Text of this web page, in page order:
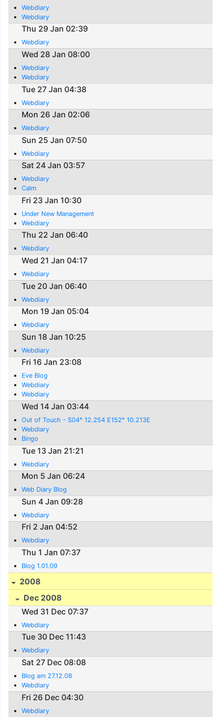
Webdiary
Webdiary
Thu 29 Jan 02:39
Webdiary
Wed 28 Jan 08:00
Webdiary
Webdiary
Tue 27 Jan 04:38
Webdiary
Mon 26 Jan 02:06
Webdiary
Sun 25 Jan 07:50
Webdiary
Sat 24 Jan 03:57
Webdiary
Calm
Fri 23 Jan 10:30
Under New Management
Webdiary
Thu 22 Jan 06:40
Webdiary
Wed 21 Jan 04:17
Webdiary
Tue 20 Jan 06:40
Webdiary
Mon 19 Jan 05:04
Webdiary
Sun 18 Jan 10:25
Webdiary
Fri 16 Jan 23:08
Eve Blog
Webdiary
Webdiary
Wed 14 Jan 03:44
Out of Touch - S04° 12.254 E152° 10.213E
Webdiary
Bingo
Tue 13 Jan 21:21
Webdiary
Mon 5 Jan 06:24
Web Diary Blog
Sun 4 Jan 09:28
Webdiary
Fri 2 Jan 04:52
Webdiary
Thu 1 Jan 07:37
Blog 1.01.09
2008
Dec 2008
Wed 31 Dec 07:37
Webdiary
Tue 30 Dec 11:43
Webdiary
Sat 27 Dec 08:08
Blog am 27.12.08
Webdiary
Fri 26 Dec 04:30
Webdiary